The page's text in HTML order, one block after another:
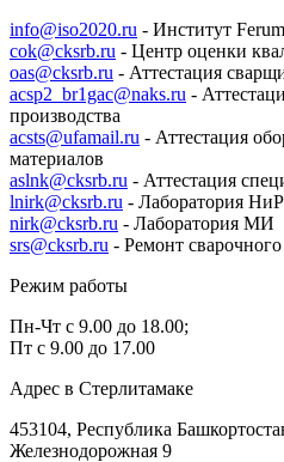
info@iso2020.ru - Институт Ferum
cok@cksrb.ru - Центр оценки
oas@cksrb.ru - Аттестация
acsp2_br1gac@naks.ru -
производства
acsts@ufamail.ru - Аттестация
материалов
aslnk@cksrb.ru - Аттестация
lnirk@cksrb.ru - Лаборатория
nirk@cksrb.ru - Лаборатория МИ
srs@cksrb.ru - Ремонт
Режим работы
Пн-Чт с 9.00 до 18.00;
Пт с 9.00 до 17.00
Адрес в Стерлитамаке
453104, Республика
Железнодорожная 9